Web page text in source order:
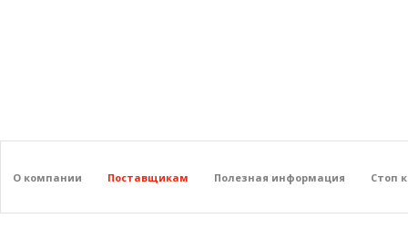
О компании Поставщикам Полезная информация Стоп